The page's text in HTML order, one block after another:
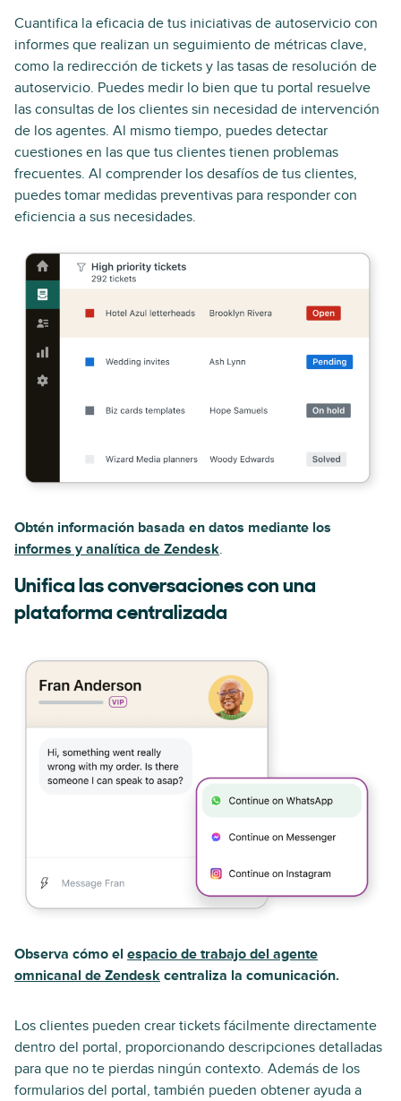
Cuantifica la eficacia de tus iniciativas de autoservicio con
informes que realizan un seguimiento de métricas clave,
como la redirección de tickets y las tasas de resolución de
autoservicio. Puedes medir lo bien que tu portal resuelve
las consultas de los clientes sin necesidad de intervención
de los agentes. Al mismo tiempo, puedes detectar
cuestiones en las que tus clientes tienen problemas
frecuentes. Al comprender los desafíos de tus clientes,
puedes tomar medidas preventivas para responder con
eficiencia a sus necesidades.
Obtén información basada en datos mediante los
informes y analítica de Zendesk.
Unifica las conversaciones con una
plataforma centralizada
Observa cómo el espacio de trabajo del agente
omnicanal de Zendesk centraliza la comunicación.
Los clientes pueden crear tickets fácilmente directamente
dentro del portal, proporcionando descripciones detalladas
para que no te pierdas ningún contexto. Además de los
formularios del portal, también pueden obtener ayuda a